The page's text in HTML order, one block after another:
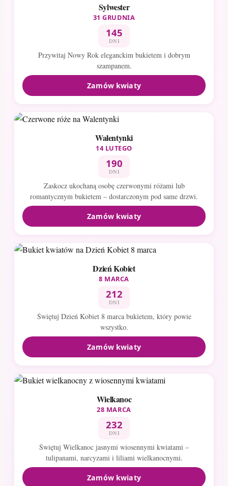
Sylwester
31 GRUDNIA
145
DNI
Przywitaj Nowy Rok eleganckim bukietem i dobrym
szampanem.
Zamów kwiaty
Walentynki
14 LUTEGO
190
DNI
Zaskocz ukochaną osobę czerwonymi różami lub
romantycznym bukietem – dostarczonym pod same drzwi.
Zamów kwiaty
Dzień Kobiet
8 MARCA
212
DNI
Świętuj Dzień Kobiet 8 marca bukietem, który powie
wszystko.
Zamów kwiaty
Wielkanoc
28 MARCA
232
DNI
Świętuj Wielkanoc jasnymi wiosennymi kwiatami –
tulipanami, narcyzami i liliami wielkanocnymi.
Zamów kwiaty